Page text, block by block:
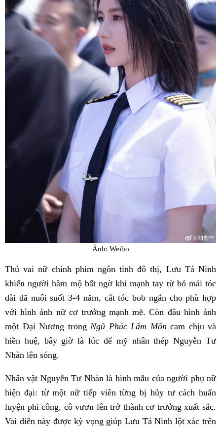
Ảnh: Weibo
Thủ vai nữ chính phim ngôn tình đô thị, Lưu Tá Ninh
khiến người hâm mộ bất ngờ khi mạnh tay từ bỏ mái tóc
dài đã nuôi suốt 3-4 năm, cắt tóc bob ngắn cho phù hợp
với hình ảnh nữ cơ trưởng mạnh mẽ. Còn đâu hình ảnh
một Đại Nương trong Ngũ Phúc Lâm Môn cam chịu và
hiền huệ, bây giờ là lúc để mỹ nhân thép Nguyễn Tư
Nhàn lên sóng.
Nhân vật Nguyễn Tư Nhàn là hình mẫu của người phụ nữ
hiện đại: từ một nữ tiếp viên từng bị hủy tư cách huấn
luyện phi công, cô vươn lên trở thành cơ trưởng xuất sắc.
Vai diễn này được kỳ vọng giúp Lưu Tá Ninh lột xác trên